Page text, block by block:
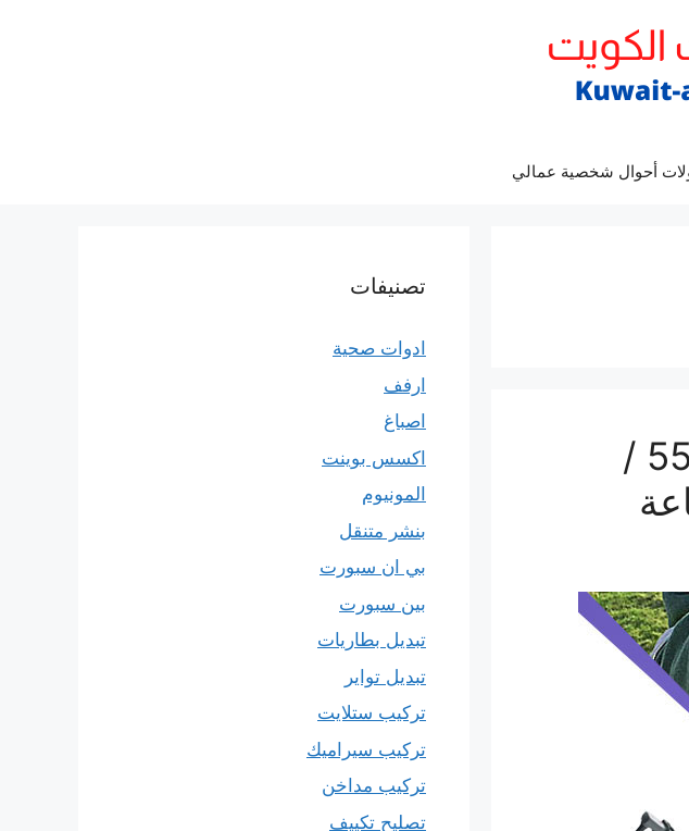
أحوال شخصية عمالي
رقم فني ستلايت جنوب السرة / 55806005 /
تصنيفات
ادوات صحية
ارفف
اصباغ
اكسس بوينت
المونيوم
بنشر متنقل
بي ان سبورت
بين سبورت
تبديل بطاريات
تبديل تواير
تركيب ستلايت
تركيب سيراميك
تركيب مداخن
تصليح تكييف